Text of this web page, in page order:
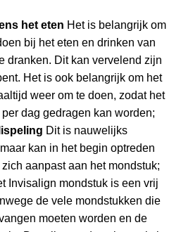
het eten Het is belangrijk om
bij het eten en drinken van
dranken. Dit kan vervelend zijn
Het is ook belangrijk om het
weer om te doen, zodat het
dag gedragen kan worden;
Dit is nauwelijks
kan in het begin optreden
aanpast aan het mondstuk;
Invisalign mondstuk is een vrij
de vele mondstukken die
moeten worden en de